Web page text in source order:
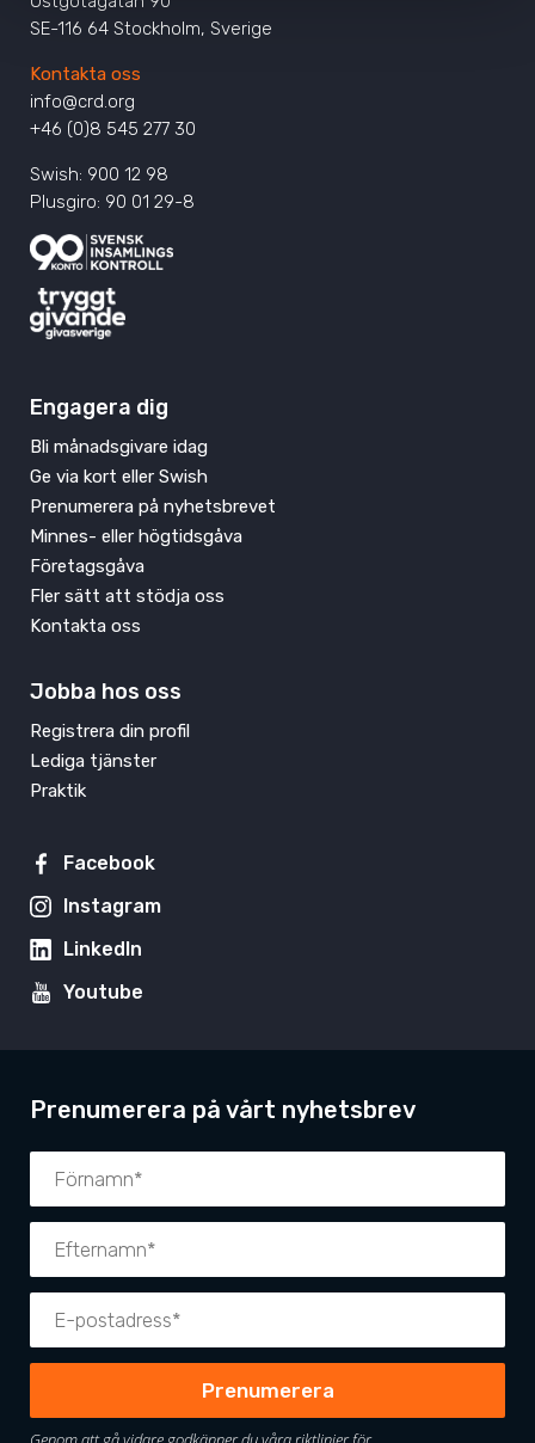
SE-116 64 Stockholm, Sverige
Kontakta oss
info@crd.org
+46 (0)8 545 277 30
Swish: 900 12 98
Plusgiro: 90 01 29-8
Engagera dig
Bli månadsgivare idag
Ge via kort eller Swish
Prenumerera på nyhetsbrevet
Minnes- eller högtidsgåva
Företagsgåva
Fler sätt att stödja oss
Kontakta oss
Jobba hos oss
Registrera din profil
Lediga tjänster
Praktik
Facebook
Instagram
LinkedIn
Youtube
Prenumerera på vårt nyhetsbrev